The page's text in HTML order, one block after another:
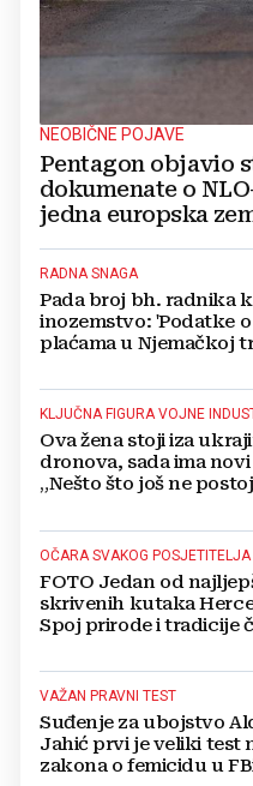
NEOBIČNE POJAVE
Pentagon objavio
dokumenate o
jedna europska
RADNA SNAGA
Pada broj bh. radnika
inozemstvo: 'Podatke
plaćama u Njemačkoj
KLJUČNA FIGURA VOJNE
Ova žena stoji iza
dronova, sada ima
„Nešto što još ne
OČARA SVAKOG POSJETITELJA
FOTO Jedan od
skrivenih kutaka
Spoj prirode i tradicije
destinacijom
VAŽAN PRAVNI TEST
Suđenje za ubojstvo
Jahić prvi je veliki test
zakona o femicidu u